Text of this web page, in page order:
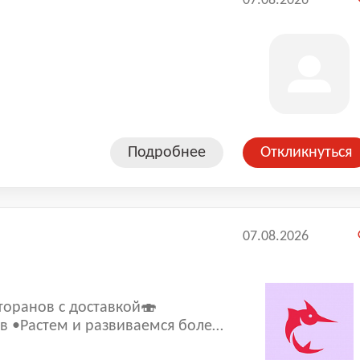
Подробнее Откликнуться
с доставкой🍣
07.08.2026